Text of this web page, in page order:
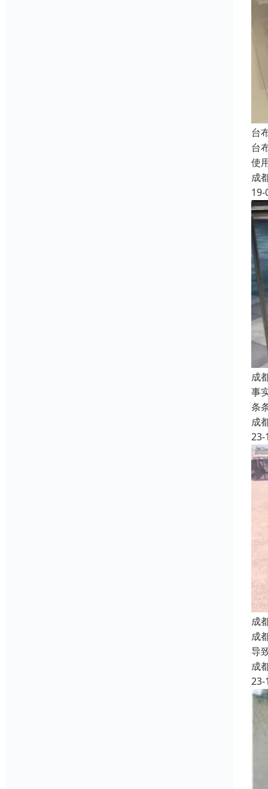
台
台
使
成
19-
成
事
条
成
23-
成
成
导
成
23-